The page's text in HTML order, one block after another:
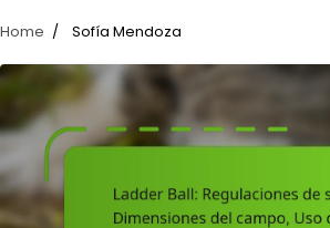
Home Sofía Mendoza